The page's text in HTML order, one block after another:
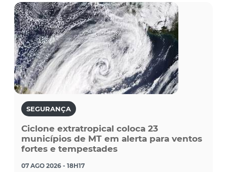
SEGURANÇA
Ciclone extratropical coloca 23
municípios de MT em alerta para ventos
fortes e tempestades
07 AGO 2026 - 18H17